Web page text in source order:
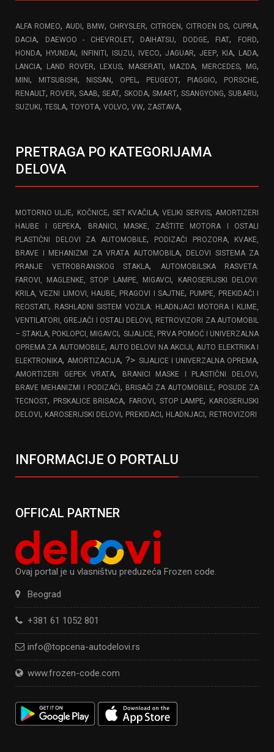
ALFA ROMEO, AUDI, BMW, CHRYSLER, CITROEN, CITROEN DS, CUPRA,
DACIA, DAEWOO - CHEVROLET, DAIHATSU, DODGE, FIAT, FORD,
HONDA, HYUNDAI, INFINITI, ISUZU, IVECO, JAGUAR, JEEP, KIA, LADA,
LANCIA, LAND ROVER, LEXUS, MASERATI, MAZDA, MERCEDES, MG,
MINI, MITSUBISHI, NISSAN, OPEL , PEUGEOT, PIAGGIO, PORSCHE,
RENAULT, ROVER,SAAB,SEAT, SKODA, SMART, SSANGYONG,SUBARU,
SUZUKI, TESLA, TOYOTA, VOLVO, VW, ZASTAVA,
PRETRAGA PO KATEGORIJAMA
DELOVA
MOTORNO ULJE, KOČNICE, SET KVAČILA,VELIKI SERVIS, AMORTIZERI
HAUBE I GEPEKA,
BRANICI, MASKE, ZAŠTITE MOTORA I OSTALI
PLASTIČNI DELOVI ZA AUTOMOBILE,
PODIZAČI PROZORA, KVAKE,
BRAVE I MEHANIZMI ZA VRATA AUTOMOBILA,
DELOVI SISTEMA ZA
PRANJE VETROBRANSKOG STAKLA,
AUTOMOBILSKA RASVETA:
FAROVI, MAGLENKE, STOP LAMPE, MIGAVCI,
KAROSERIJSKI DELOVI:
KRILA, VEZNI LIMOVI, HAUBE, PRAGOVI I SAJTNE, PUMPE, PREKIDAČI I
REOSTATI, RASHLADNI SISTEM VOZILA: HLADNJACI MOTORA I KLIME,
VENTILATORI, GREJAČI I OSTALI DELOVI, RETROVIZORI ZA AUTOMOBIL
– STAKLA, POKLOPCI, MIGAVCI, SIJALICE, PRVA POMOĆ I UNIVERZALNA
OPREMA ZA AUTOMOBILE, AUTO DELOVI NA AKCIJI, AUTO ELEKTRIKA I
ELEKTRONIKA, AMORTIZACIJA, ?> SIJALICE I UNIVERZALNA OPREMA,
AMORTIZERI GEPEK VRATA, BRANICI MASKE I PLASTIČNI DELOVI,
BRAVE MEHANIZMI I PODIZAČI, BRISAČI ZA AUTOMOBILE, POSUDE ZA
TECNOST, PRSKALICE BRISACA, FAROVI, STOP LAMPE, KAROSERIJSKI
DELOVI, KAROSERIJSKI DELOVI, PREKIDACI, HLADNJACI, RETROVIZORI
INFORMACIJE O PORTALU
OFFICAL PARTNER
Ovaj portal je u vlasništvu preduzeća Frozen code.
Beograd
+381 61 1052 801
info@topcena-autodelovi.rs
www.frozen-code.com